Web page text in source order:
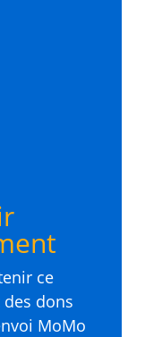
ce
dons
MoMo